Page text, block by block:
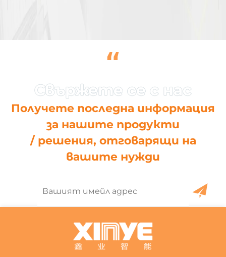
“
Получете последна информация
за нашите продукти
/ решения, отговарящи на
вашите нужди